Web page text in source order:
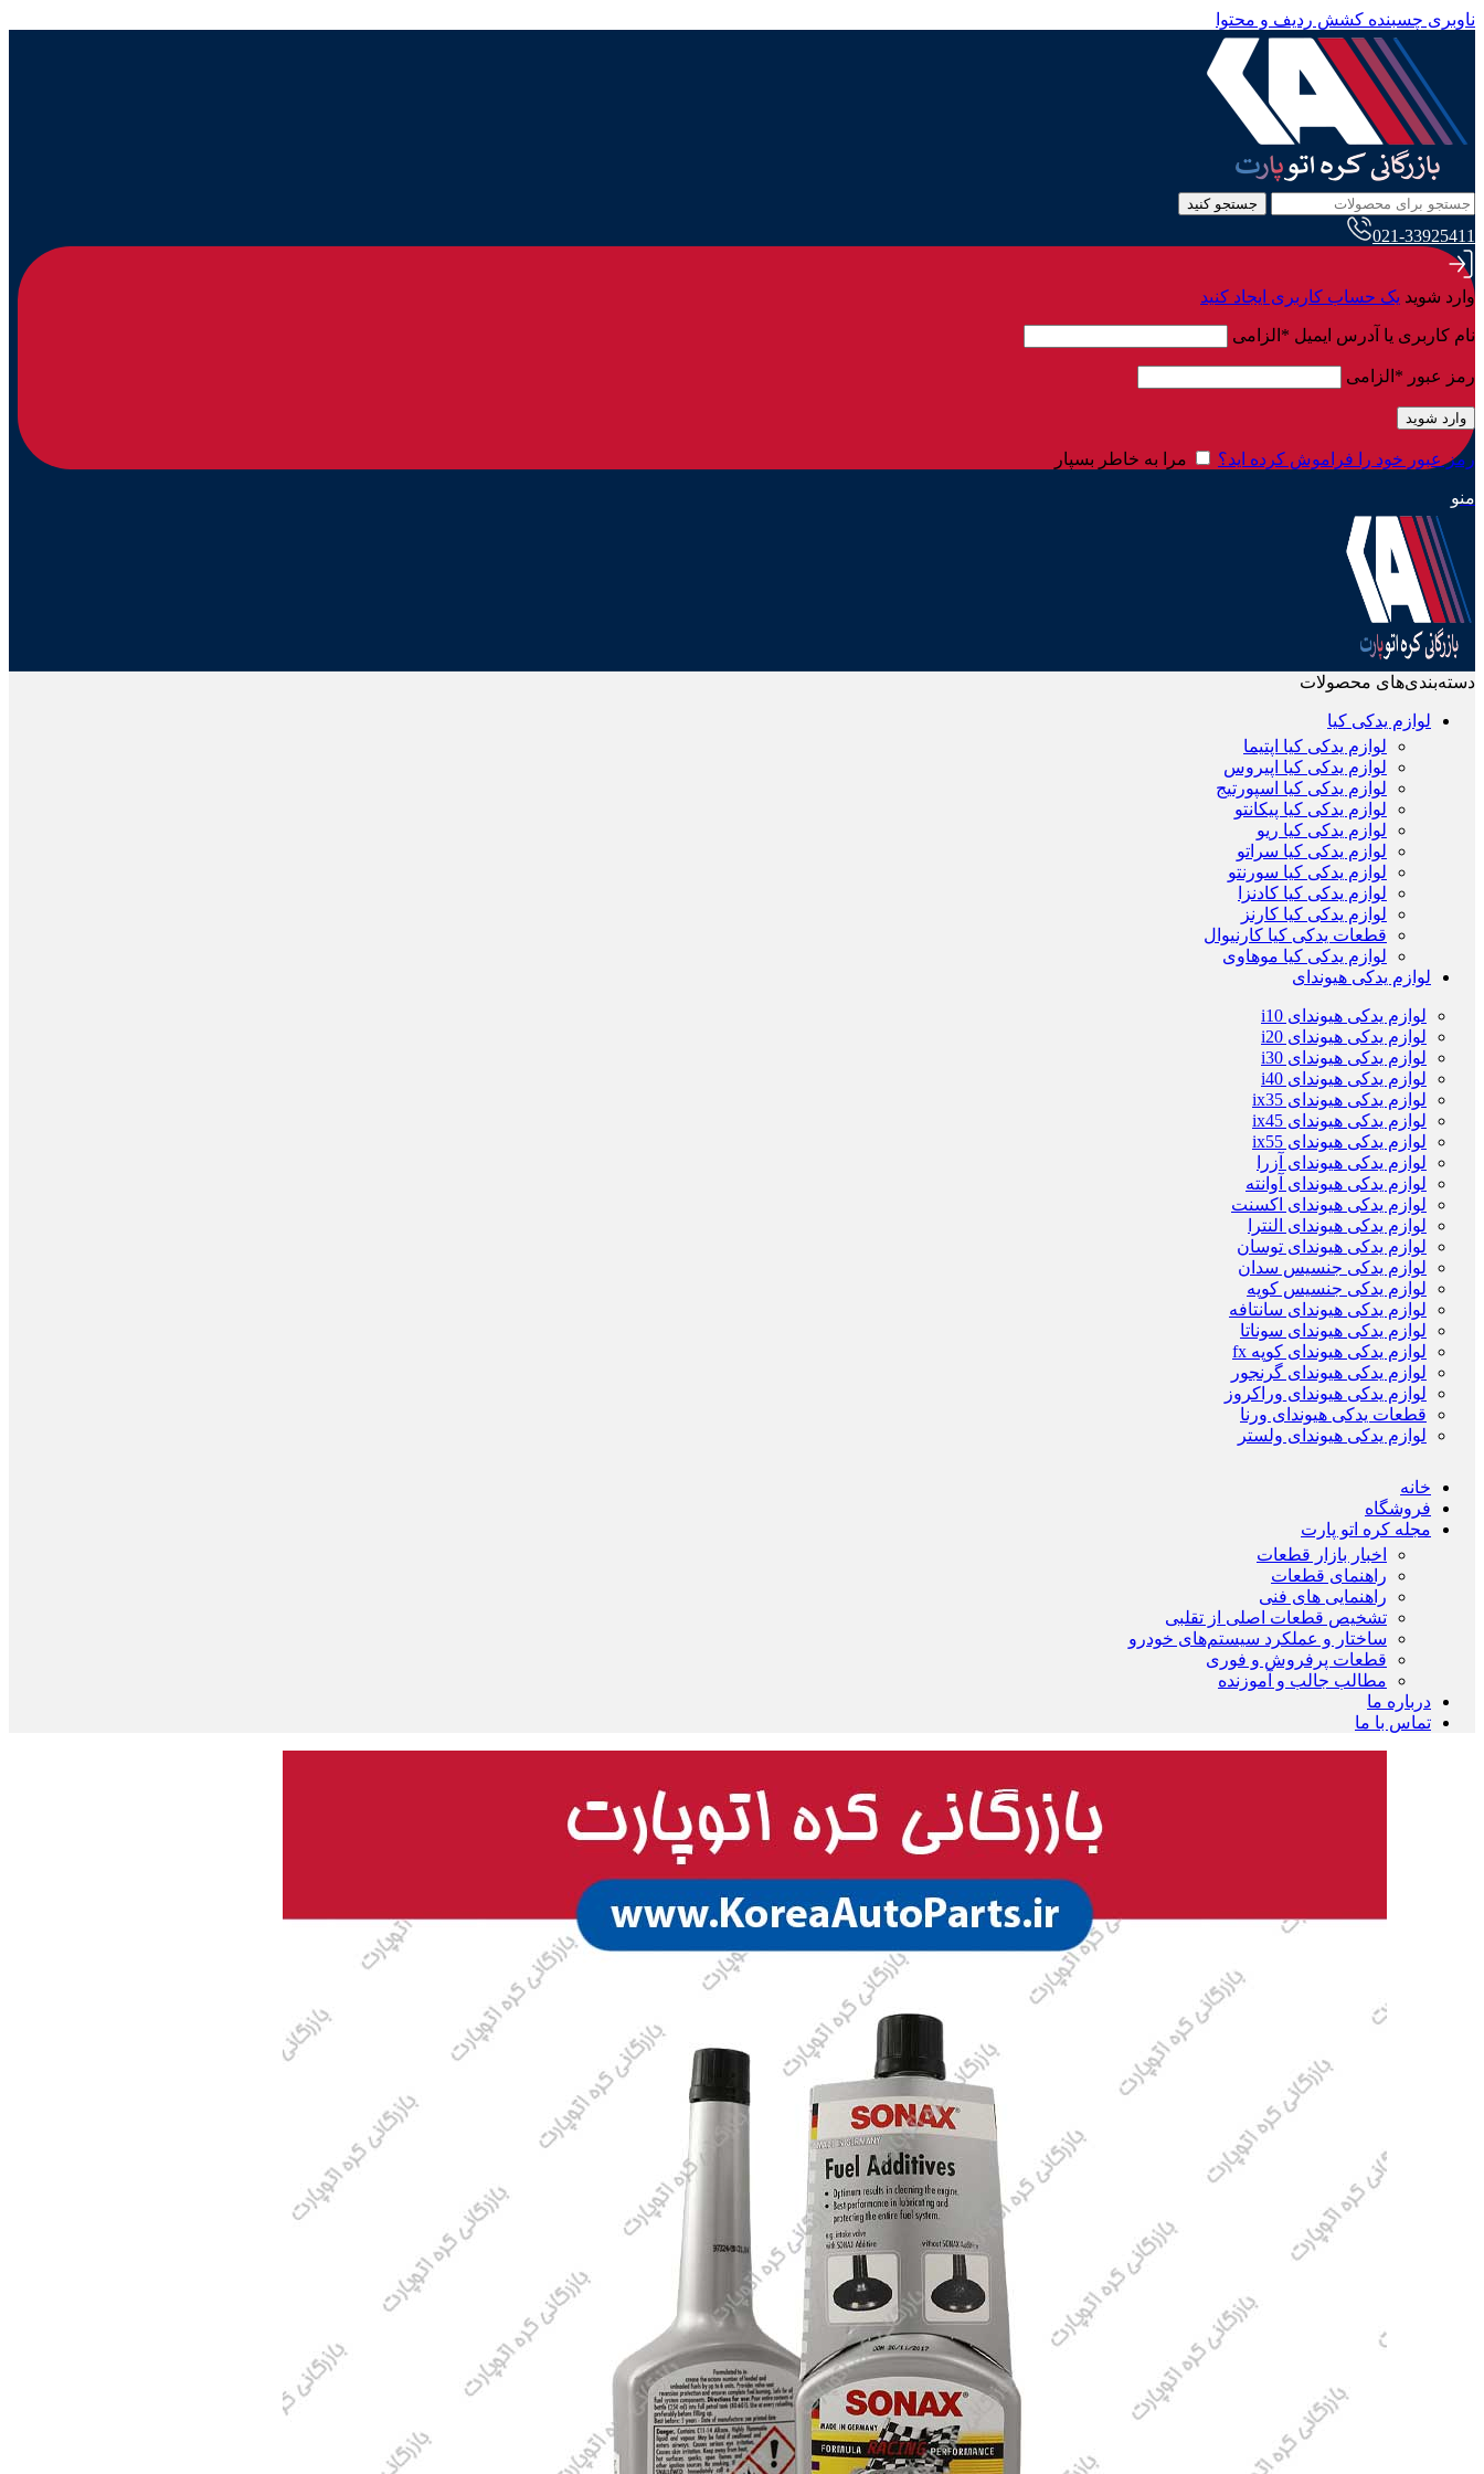
ناوبری چسبنده کشش ردیف و محتوا
جستجو کنید
021-33925411
وارد شوید یک حساب کاربری ایجاد کنید
نام کاربری یا آدرس ایمیل * الزامی
رمز عبور * الزامی
وارد شوید
رمز عبور خود را فراموش کرده اید؟ مرا به خاطر بسپار
منو
دسته‌بندی‌های محصولات
لوازم یدکی کیا
لوازم یدکی کیا اپتیما
لوازم یدکی کیا اپیروس
لوازم یدکی کیا اسپورتیج
لوازم یدکی کیا پیکانتو
لوازم یدکی کیا ریو
لوازم یدکی کیا سراتو
لوازم یدکی کیا سورنتو
لوازم یدکی کیا کادنزا
لوازم یدکی کیا کارنز
قطعات یدکی کیا کارنیوال
لوازم یدکی کیا موهاوی
لوازم یدکی هیوندای
لوازم یدکی هیوندای i10
لوازم یدکی هیوندای i20
لوازم یدکی هیوندای i30
لوازم یدکی هیوندای i40
لوازم یدکی هیوندای ix35
لوازم یدکی هیوندای ix45
لوازم یدکی هیوندای ix55
لوازم یدکی هیوندای آزرا
لوازم یدکی هیوندای آوانته
لوازم یدکی هیوندای اکسنت
لوازم یدکی هیوندای النترا
لوازم یدکی هیوندای توسان
لوازم یدکی جنسیس سدان
لوازم یدکی جنسیس کوپه
لوازم یدکی هیوندای سانتافه
لوازم یدکی هیوندای سوناتا
لوازم یدکی هیوندای کوپه fx
لوازم یدکی هیوندای گرنجور
لوازم یدکی هیوندای وراکروز
قطعات یدکی هیوندای ورنا
لوازم یدکی هیوندای ولستر
خانه
فروشگاه
مجله کره اتو پارت
اخبار بازار قطعات
راهنمای قطعات
راهنمایی های فنی
تشخیص قطعات اصلی از تقلبی
ساختار و عملکرد سیستم‌های خودرو
قطعات پرفروش و فوری
مطالب جالب و آموزنده
درباره ما
تماس با ما